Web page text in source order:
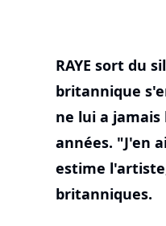
RAYE sort du
britannique
ne lui a
années. "J'en
estime
britanniques.